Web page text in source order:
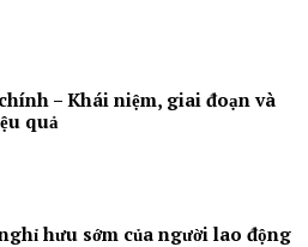
– Khái niệm, giai đoạn và
quả
hưu sớm của người lao động